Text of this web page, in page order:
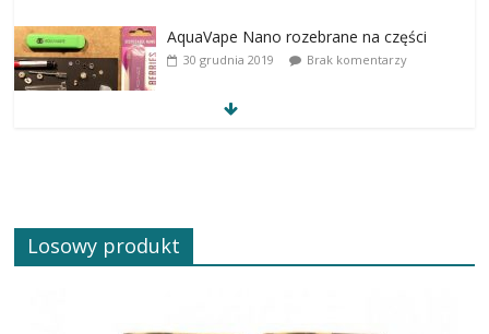
AquaVape Nano rozebrane na części
30 grudnia 2019 Brak komentarzy
Losowy produkt